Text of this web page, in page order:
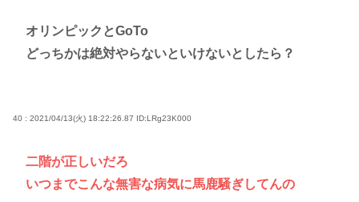
オリンピックとGoTo
どっちかは絶対やらないといけないとしたら？
40 : 2021/04/13(火) 18:22:26.87 ID:LRg23K000
二階が正しいだろ
いつまでこんな無害な病気に馬鹿騒ぎしてんの